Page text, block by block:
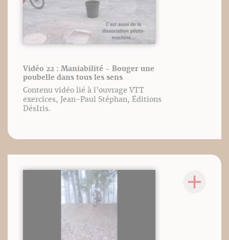
Vidéo 22 : Maniabilité - Bouger une
poubelle dans tous les sens
Contenu vidéo lié à l’ouvrage VTT
exercices, Jean-Paul Stéphan, Éditions
DésIris.